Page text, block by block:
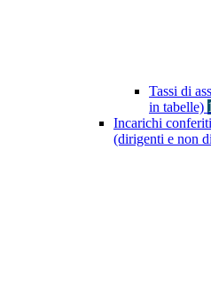
Tassi di
in tabelle)
Incarichi
(dirigenti e non